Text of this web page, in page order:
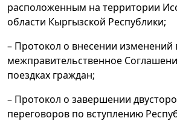
расположенным на территории
области Кыргызской Республики;
– Протокол о внесении изменений
межправительственное
поездках граждан;
– Протокол о завершении
переговоров по вступлению